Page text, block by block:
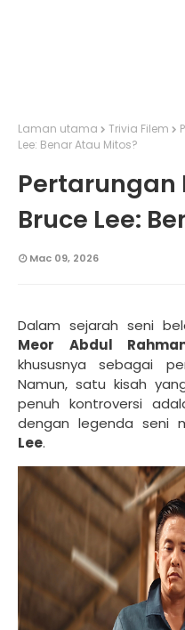
Laman utama Trivia Filem
Lee: Benar Atau Mitos?
Pertarungan
Bruce Lee:
Mac 09, 2026
Dalam sejarah seni
Meor Abdul
khususnya sebagai
Namun, satu kisah
penuh kontroversi
dengan legenda seni
Lee.